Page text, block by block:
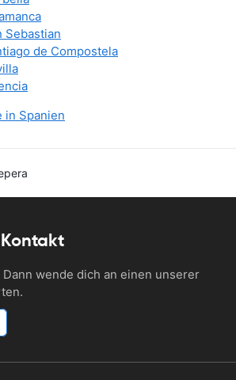
Sebastian
de Compostela
in Spanien
wende dich an einen unserer